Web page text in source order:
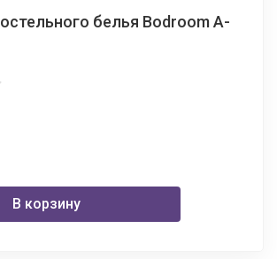
белья Bodroom A-
В корзину